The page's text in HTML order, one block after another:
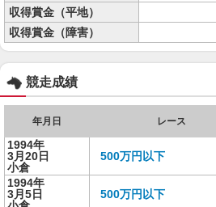
収得賞金（平地）
収得賞金（障害）
競走成績
年月日 レース
1994年
3月20日
小倉
500万円以下
1994年
3月5日
500万円以下